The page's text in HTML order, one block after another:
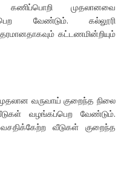
முதலானவை
வேண்டும். கல்லூரி
கட்டணமின்றியும்
வருவாய் குறைந்த நிலை
வழங்கப்பெற வேண்டும்.
வீடுகள் குறைந்த